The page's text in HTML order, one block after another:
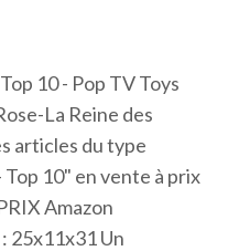
10 - Pop TV Toys
La Reine des
articles du type
10" en vente à prix
Amazon
25x11x31 Un